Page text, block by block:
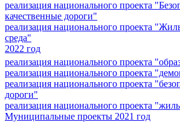
реализация национального проекта
качественные дороги"
реализация национального проекта
среда"
2022 год
реализация национального проекта
реализация национального проекта
реализация национального проекта
дороги"
реализация национального проекта
Муниципальные проекты 2021 год